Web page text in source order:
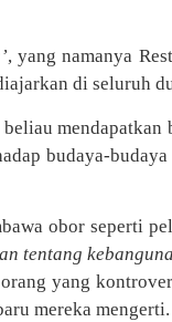
, yang namanya
di seluruh
budaya-
obor seperti
tentang
yang
mereka mengerti.